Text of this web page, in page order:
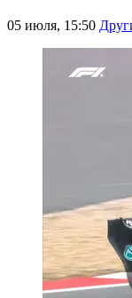
05 июля, 15:50